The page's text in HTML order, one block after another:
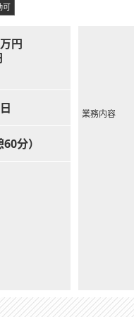
可
円
～1,800万
分）
業務内容